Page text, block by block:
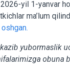
yil 1-yanvar
ma’lum
oshgan.
yubormaslik
obuna